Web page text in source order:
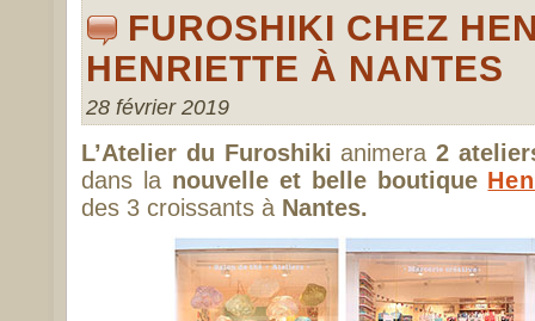
FUROSHIKI CHEZ
HENRIETTE À NANTES
28 février 2019
L’Atelier du Furoshiki animera 2
dans la nouvelle et belle boutique
des 3 croissants à Nantes.